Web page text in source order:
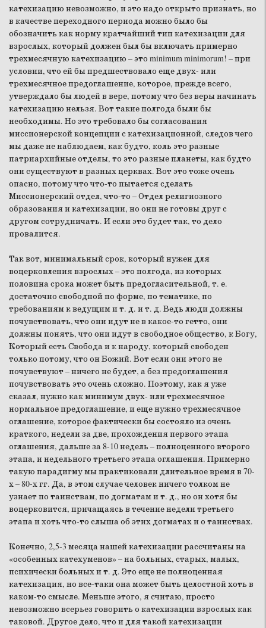
катехизацию невозможно, и это надо открыто признать, но
в качестве переходного периода можно было бы
обозначить как норму кратчайший тип катехизации для
взрослых, который должен был бы включать примерно
трехмесячную катехизацию – это minimum minimorum! – при
условии, что ей бы предшествовало еще двух- или
трехмесячное предоглашение, которое, прежде всего,
утверждало бы людей в вере, потому что без веры начинать
катехизацию нельзя. Вот такие полгода были бы
необходимы. Но это требовало бы согласования
миссионерской концепции с катехизационной, следов чего
мы даже не наблюдаем, как будто, коль это разные
патриархийные отделы, то это разные планеты, как будто
они существуют в разных церквах. Вот это тоже очень
опасно, потому что что-то пытается сделать
Миссионерский отдел, что-то – Отдел религиозного
образования и катехизации, но они не готовы друг с
другом сотрудничать. И если это будет так, то дело
провалится.
Так вот, минимальный срок, который нужен для
воцерковления взрослых – это полгода, из которых
половина срока может быть предогласительной, т. е.
достаточно свободной по форме, по тематике, по
требованиям к ведущим и т. д. и т. д. Ведь люди должны
почувствовать, что они идут не в какое-то гетто, они
должны понять, что они идут в свободное общество, к Богу,
Который есть Свобода и к народу, который свободен
только потому, что он Божий. Вот если они этого не
почувствуют – ничего не будет, а без предоглашения
почувствовать это очень сложно. Поэтому, как я уже
сказал, нужно как минимум двух- или трехмесячное
нормальное предоглашение, и еще нужно трехмесячное
оглашение, которое фактически бы состояло из очень
краткого, недели за две, прохождения первого этапа
оглашения, дальше за 8-10 недель – полноценного второго
этапа, и недельного третьего этапа оглашения. Примерно
такую парадигму мы практиковали длительное время в 70-
х – 80-х гг. Да, в этом случае человек ничего толком не
узнает по таинствам, по догматам и т. д., но он хотя бы
воцерковится, причащаясь в течение недели третьего
этапа и хоть что-то слыша об этих догматах и о таинствах.
Конечно, 2,5-3 месяца нашей катехизации рассчитаны на
«особенных катехуменов» – на больных, старых, малых,
психически больных и т. д. Это еще не полноценная
катехизация, но все-таки она может быть целостной хоть в
каком-то смысле. Меньше этого, я считаю, просто
невозможно всерьез говорить о катехизации взрослых как
таковой. Другое дело, что и для такой катехизации